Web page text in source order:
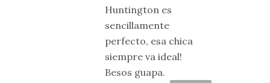
Huntington es
sencillamente
perfecto, esa chica
siempre va ideal!
Besos guapa.